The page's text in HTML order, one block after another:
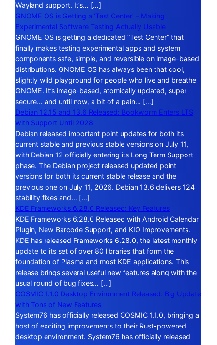
Wayland support. It’s… […]
GNOME OS is Getting a ‘Test Center’ – Making
Experimental Software Testing Actually Usable
GNOME OS is getting a dedicated “Test Center” that
finally makes testing experimental apps and system
components safe, simple, and reversible on image-based
distributions. GNOME OS has always been that cool,
slightly wild playground for people who live and breathe
GNOME. It’s image-based, atomically updated, super
secure… and until now, a bit of a pain… […]
Debian 12.15 and 13.6 Released: Bookworm Enters LTS
with Support Until 2028
Debian released important point updates for both its
current stable and previous stable versions on July 11,
with Debian 12 officially entering its Long Term Support
phase. The Debian project released updated point
versions for both its current stable release and the
previous one on July 11, 2026. Debian 13.6 delivers 124
stability fixes and… […]
KDE Frameworks 6.28.0 Released: Key Features
KDE Frameworks 6.28.0 Released with Android Calendar
Plugin, New Barcode Support, and KIO Improvements.
KDE has released Frameworks 6.28.0, the latest monthly
update to its set of over 80 libraries that form the
foundation of Plasma and most KDE applications. This
release brings several useful new features along with the
usual round of bug fixes… […]
COSMIC 1.1.0 Desktop Environment Released: Big Update
with Tons of New Features
System76 has officially released COSMIC 1.1.0, bringing a
host of exciting improvements to their Rust-powered
desktop environment. System76 has officially released